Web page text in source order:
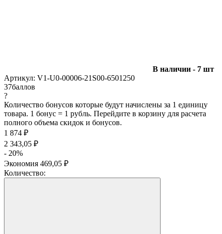
В наличии - 7 шт
Артикул: V1-U0-00006-21S00-6501250
37баллов
?
Количество бонусов которые будут начислены за 1 единицу
товара. 1 бонус = 1 рубль. Перейдите в корзину для расчета
полного объема скидок и бонусов.
1 874 ₽
2 343,05 ₽
- 20%
Экономия 469,05 ₽
Количество: